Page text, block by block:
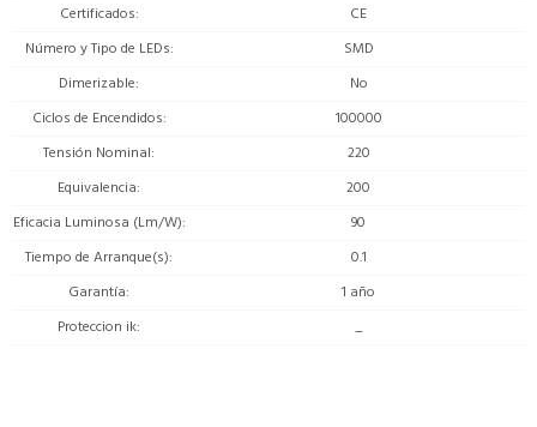
Certificados
CE
Número y Tipo de LEDs
SMD
Dimerizable
No
Ciclos de Encendidos
100000
Tensión Nominal
220
Equivalencia
200
Eficacia Luminosa (Lm/W)
90
Tiempo de Arranque(s)
0.1
Garantía
1 año
Proteccion ik
_